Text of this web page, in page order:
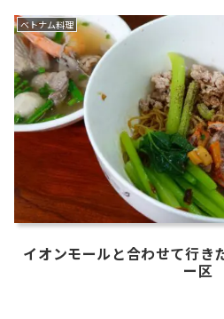
ベトナム料理
イオンモールと合わせて行き
ー区